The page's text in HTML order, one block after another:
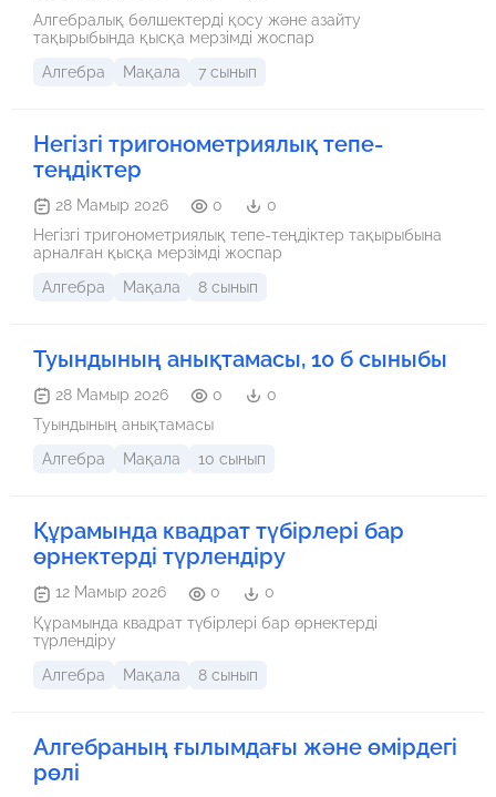
Алгебралық бөлшектерді қосу және азайту
тақырыбында қысқа мерзімді жоспар
Алгебра
Мақала 7 сынып
Негізгі тригонометриялық тепе-
теңдіктер
28 Мамыр 2026 0
0
Негізгі тригонометриялық тепе-теңдіктер тақырыбына
арналған қысқа мерзімді жоспар
Алгебра
Мақала 8 сынып
Туындының анықтамасы, 10 б сыныбы
28 Мамыр 2026 0
0
Туындының анықтамасы
Алгебра
Мақала 10 сынып
Құрамында квадрат түбірлері бар
өрнектерді түрлендіру
12 Мамыр 2026 0
0
Құрамында квадрат түбірлері бар өрнектерді
түрлендіру
Алгебра
Мақала 8 сынып
Алгебраның ғылымдағы және өмірдегі
рөлі